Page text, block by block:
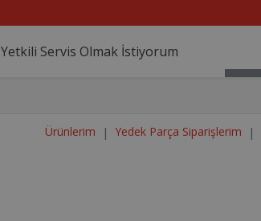
Yetkili Servis Olmak İstiyorum
Ürünlerim Yedek Parça Siparişlerim